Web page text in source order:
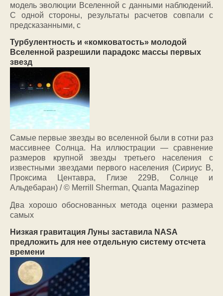
модель эволюции Вселенной с данными наблюдений.
С одной стороны, результаты расчетов совпали с
предсказанными, с
Турбулентность и «комковатость» молодой
Вселенной разрешили парадокс массы первых
звезд
Самые первые звезды во вселенной были в сотни раз
массивнее Солнца. На иллюстрации — сравнение
размеров крупной звезды третьего населения с
известными звездами первого населения (Сириус B,
Проксима Центавра, Глизе 229B, Солнце и
Альдебаран) / © Merrill Sherman, Quanta Magazinep
Два хорошо обоснованных метода оценки размера
самых
Низкая гравитация Луны заставила NASA
предложить для нее отдельную систему отсчета
времени